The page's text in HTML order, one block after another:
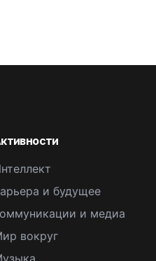
и будущее
и медиа
вокруг